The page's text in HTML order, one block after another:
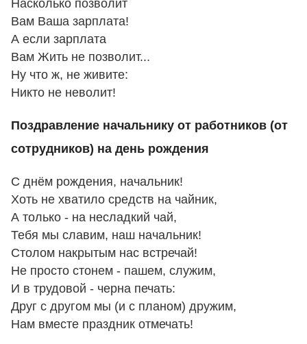
Насколько позволит
Вам Ваша зарплата!
А если зарплата
Вам Жить не позволит...
Ну что ж, не живите:
Никто не неволит!
Поздравление начальнику от работников (от
сотрудников) на день рождения
С днём рождения, начальник!
Хоть не хватило средств на чайник,
А только - на несладкий чай,
Тебя мы славим, наш начальник!
Столом накрытым нас встречай!
Не просто стонем - пашем, служим,
И в трудовой - черна печать:
Друг с другом мы (и с планом) дружим,
Нам вместе праздник отмечать!